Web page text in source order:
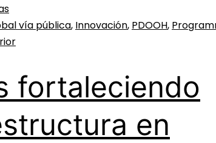
vía pública, Innovación, PDOOH,
fortaleciendo
en